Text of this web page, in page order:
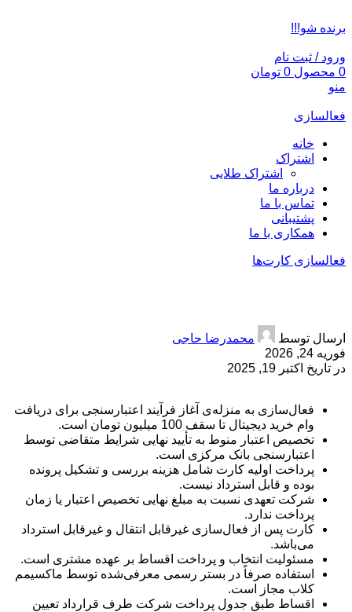
برنده شو!!!
ورود / ثبت نام
0 محصول 0 تومان
منو
فعالسازی
خانه
اشتراک
اشتراک طلایی
درباره ما
تماس با ما
پشتیبانی
همکاری با ما
فعالسازی کارت‌ها
ارسال توسط
محمدرضا حاجی
فوریه 24, 2026
در تاریخ اکتبر 19, 2025
فعال‌سازی به منزله‌ی آغاز فرآیند اعتبارسنجی برای دریافت
وام خرید دیجیتال تا سقف 100 میلیون تومان است.
تخصیص اعتبار منوط به تأیید نهایی شرایط متقاضی توسط
اعتبارسنجی بانک مرکزی است.
پرداخت اولیه کارت شامل هزینه بررسی و تشکیل پرونده
بوده و قابل استرداد نیست.
شرکت تعهدی نسبت به مبلغ نهایی تخصیص اعتبار یا زمان
پرداخت ندارد.
کارت پس از فعال‌سازی غیرقابل انتقال و غیرقابل استرداد
می‌باشد.
مسئولیت انتخاب و پرداخت اقساط بر عهده مشتری است.
استفاده صرفاً در بستر رسمی معرفی‌شده توسط ماکسیمم
کلاب مجاز است.
اقساط طبق جدول پرداخت شرکت طرف قرارداد تعیین